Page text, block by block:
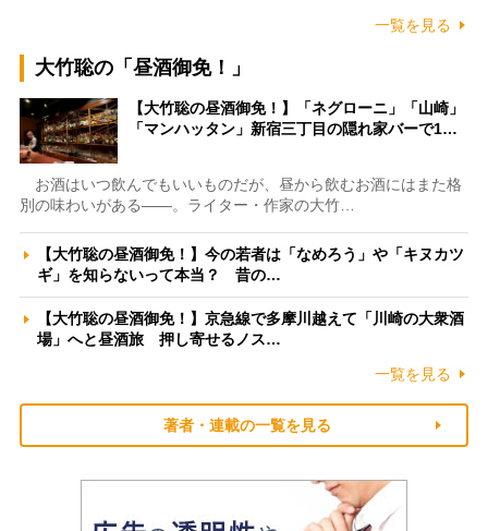
一覧を見る
大竹聡の「昼酒御免！」
【大竹聡の昼酒御免！】「ネグローニ」「山崎」
「マンハッタン」新宿三丁目の隠れ家バーで1…
お酒はいつ飲んでもいいものだが、昼から飲むお酒にはまた格
別の味わいがある――。ライター・作家の大竹…
【大竹聡の昼酒御免！】今の若者は「なめろう」や「キヌカツ
ギ」を知らないって本当？ 昔の…
【大竹聡の昼酒御免！】京急線で多摩川越えて「川崎の大衆酒
場」へと昼酒旅 押し寄せるノス…
一覧を見る
著者・連載の一覧を見る